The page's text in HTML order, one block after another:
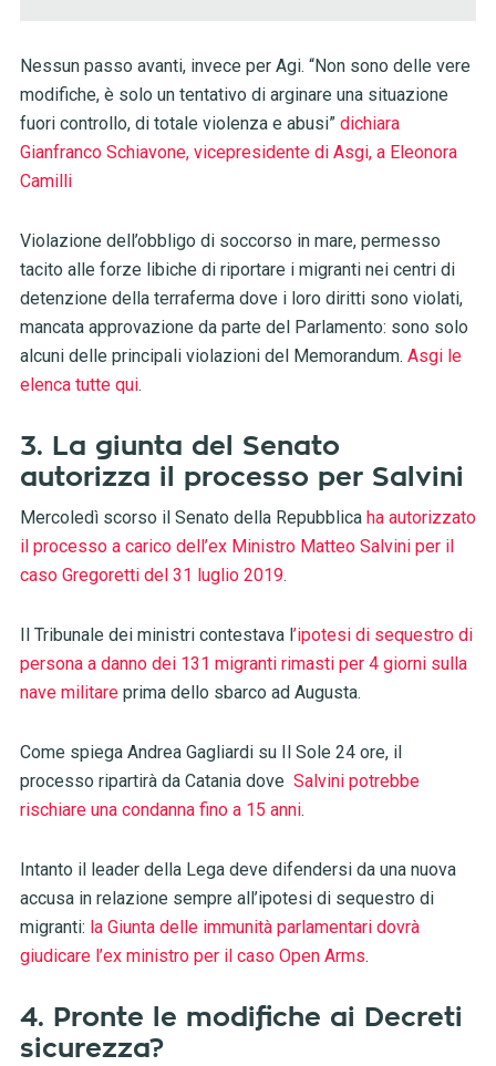
Nessun passo avanti, invece per Agi. “Non sono delle vere
modifiche, è solo un tentativo di arginare una situazione
fuori controllo, di totale violenza e abusi” dichiara
Gianfranco Schiavone, vicepresidente di Asgi, a Eleonora
Camilli
Violazione dell’obbligo di soccorso in mare, permesso
tacito alle forze libiche di riportare i migranti nei centri di
detenzione della terraferma dove i loro diritti sono violati,
mancata approvazione da parte del Parlamento: sono solo
alcuni delle principali violazioni del Memorandum. Asgi le
elenca tutte qui.
3. La giunta del Senato
autorizza il processo per Salvini
Mercoledì scorso il Senato della Repubblicaha autorizzato
il processo a carico dell’ex Ministro Matteo Salvini per il
caso Gregoretti del 31 luglio 2019.
Il Tribunale dei ministri contestava l’ipotesi di sequestro di
persona a danno dei 131 migranti rimasti per 4 giorni sulla
nave militareprima dello sbarco ad Augusta.
Come spiega Andrea Gagliardi su Il Sole 24 ore, il
processo ripartirà da Catania dove Salvini potrebbe
rischiare una condanna fino a 15 anni.
Intanto il leader della Lega deve difendersi da una nuova
accusa in relazione sempre all’ipotesi di sequestro di
migranti: la Giunta delle immunità parlamentari dovrà
giudicare l’ex ministro per il caso Open Arms.
4. Pronte le modifiche ai Decreti
sicurezza?